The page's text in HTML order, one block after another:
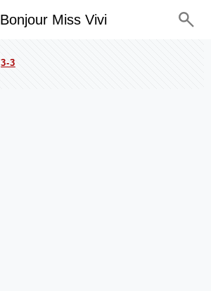
Bonjour Miss Vivi
3-3